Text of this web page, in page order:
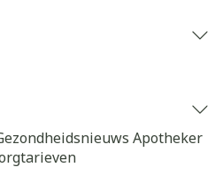
Apotheker